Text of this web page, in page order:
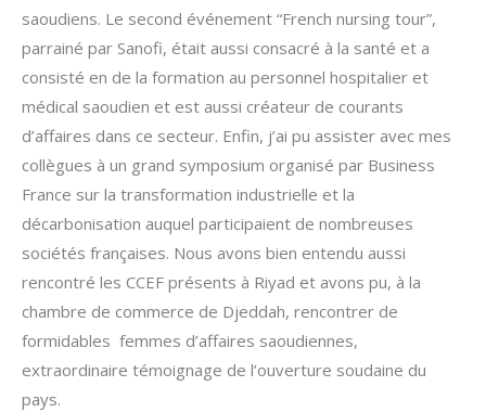
saoudiens. Le second événement “French nursing tour”,
parrainé par Sanofi, était aussi consacré à la santé et a
consisté en de la formation au personnel hospitalier et
médical saoudien et est aussi créateur de courants
d’affaires dans ce secteur. Enfin, j’ai pu assister avec mes
collègues à un grand symposium organisé par Business
France sur la transformation industrielle et la
décarbonisation auquel participaient de nombreuses
sociétés françaises. Nous avons bien entendu aussi
rencontré les CCEF présents à Riyad et avons pu, à la
chambre de commerce de Djeddah, rencontrer de
formidables femmes d’affaires saoudiennes,
extraordinaire témoignage de l’ouverture soudaine du
pays.